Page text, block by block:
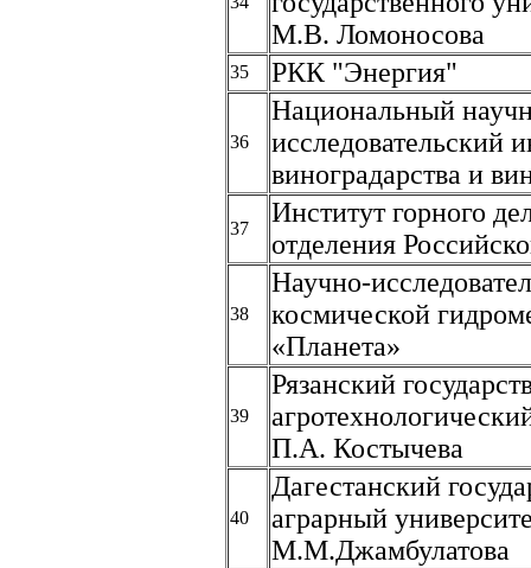
М.В. Ломоносова
35 РКК "Энергия"
36
Национальный
исследовательский
виноградарства и
37
Институт горного
отделения
38
Научно-
космической
«Планета»
39
Рязанский
П.А. Костычева
40
Дагестанский
аграрный
М.М.Джамбулатова